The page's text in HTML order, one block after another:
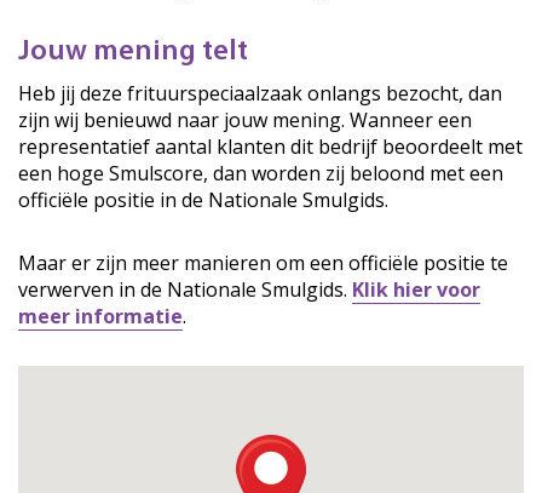
Jouw mening telt
Heb jij deze frituurspeciaalzaak onlangs bezocht, dan
zijn wij benieuwd naar jouw mening. Wanneer een
representatief aantal klanten dit bedrijf beoordeelt met
een hoge Smulscore, dan worden zij beloond met een
officiële positie in de Nationale Smulgids.
Maar er zijn meer manieren om een officiële positie te
verwerven in de Nationale Smulgids. Klik hier voor
meer informatie.